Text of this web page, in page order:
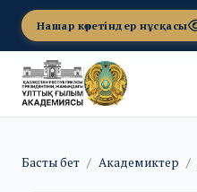
Нашар көретіндер нұсқасы
Басты бет Академиктер